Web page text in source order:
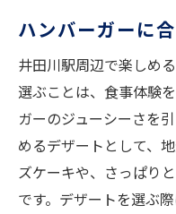
ハンバーガーに
井田川駅周辺で楽しめ
選ぶことは、食事体験
ガーのジューシーさを
めるデザートとして、
ズケーキや、さっぱり
です。デザートを選ぶ